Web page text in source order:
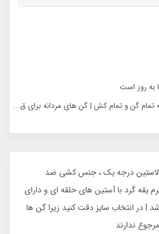
به روز است
تمام گن و تمام کش | گن های مردانه برای ق...
درجه یک ، جنس کشی ضد
یقه گرد با آستین های حلقه ای و دارای
| در انتخاب سایز دقت کنید زیرا گن ها
ندارند